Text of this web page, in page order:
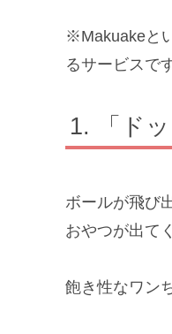
※Makuakeと
るサービスです
「ド
ボールが飛び
おやつが出て
飽き性なワン